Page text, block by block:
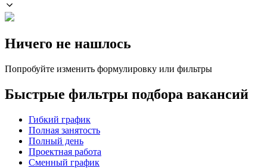
Ничего не нашлось
Попробуйте изменить формулировку или фильтры
Быстрые фильтры подбора вакансий
Гибкий график
Полная занятость
Полный день
Проектная работа
Сменный график